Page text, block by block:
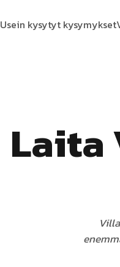
Usein kysytyt kysymykset
Laita